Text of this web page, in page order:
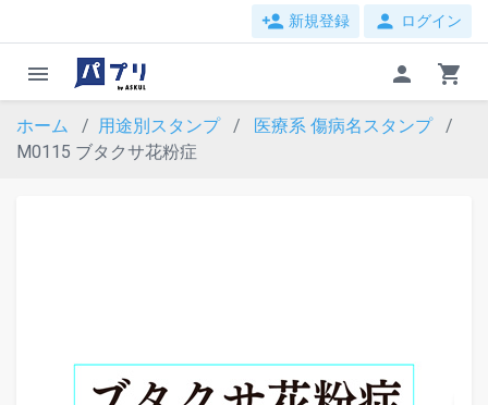
person_add 新規登録 person ログイン
menu person shopping_cart
ホーム 用途別スタンプ 医療系 傷病名スタンプ
M0115 ブタクサ花粉症